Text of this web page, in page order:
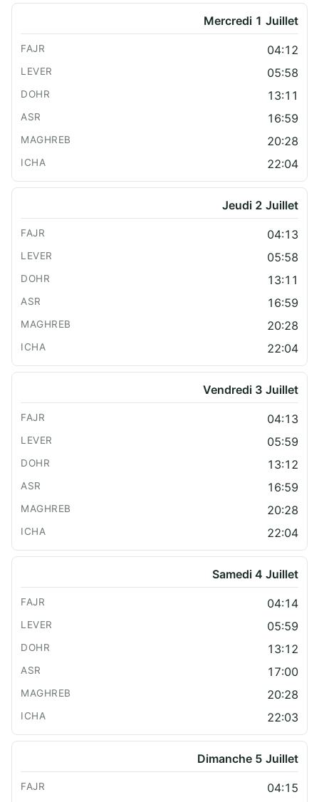
Mercredi 1 Juillet
04:12
05:58
13:11
16:59
20:28
22:04
Jeudi 2 Juillet
04:13
05:58
13:11
16:59
20:28
22:04
Vendredi 3 Juillet
04:13
05:59
13:12
16:59
20:28
22:04
Samedi 4 Juillet
04:14
05:59
13:12
17:00
20:28
22:03
Dimanche 5 Juillet
04:15